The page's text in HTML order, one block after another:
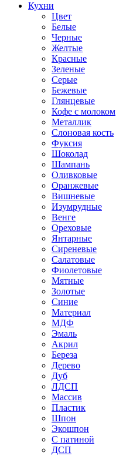
Кухни
Цвет
Белые
Черные
Желтые
Красные
Зеленые
Серые
Бежевые
Глянцевые
Кофе с молоком
Металлик
Слоновая кость
Фуксия
Шоколад
Шампань
Оливковые
Оранжевые
Вишневые
Изумрудные
Венге
Ореховые
Янтарные
Сиреневые
Салатовые
Фиолетовые
Мятные
Золотые
Синие
Материал
МДФ
Эмаль
Акрил
Береза
Дерево
Дуб
ЛДСП
Массив
Пластик
Шпон
Экошпон
С патиной
ДСП